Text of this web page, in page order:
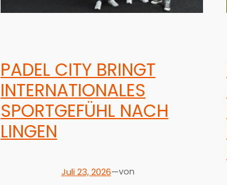
PADEL CITY BRINGT
INTERNATIONALES
SPORTGEFÜHL NACH
LINGEN
Juli 23, 2026—von